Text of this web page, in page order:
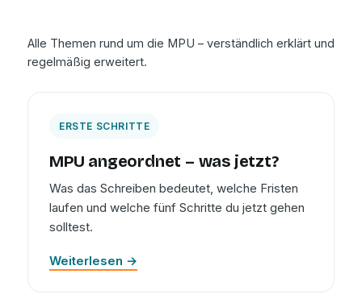
Alle Themen rund um die MPU – verständlich erklärt und
regelmäßig erweitert.
ERSTE SCHRITTE
MPU angeordnet – was jetzt?
Was das Schreiben bedeutet, welche Fristen
laufen und welche fünf Schritte du jetzt gehen
solltest.
Weiterlesen →